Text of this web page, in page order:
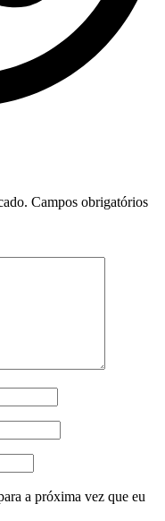
Campos obrigatórios
a próxima vez que eu